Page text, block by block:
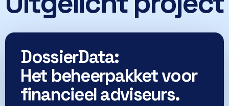
DossierData:
Het beheerpakket voor
financieel adviseurs.